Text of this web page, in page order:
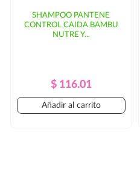
SHAMPOO PANTENE
CONTROL CAIDA BAMBU
NUTRE Y...
Precio
Regular
Precio
$ 116.01
Añadir al carrito